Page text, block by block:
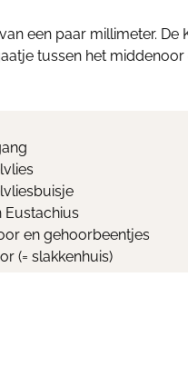
een paar millimeter. De
tussen het middenoor
Eustachius
en gehoorbeentjes
(= slakkenhuis)